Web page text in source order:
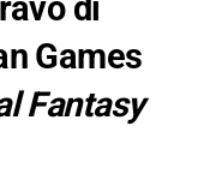
Games
Fantasy